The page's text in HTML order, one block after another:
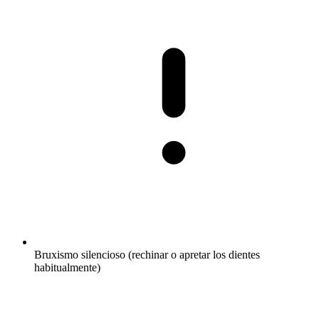
Bruxismo silencioso (rechinar o apretar los dientes
habitualmente)